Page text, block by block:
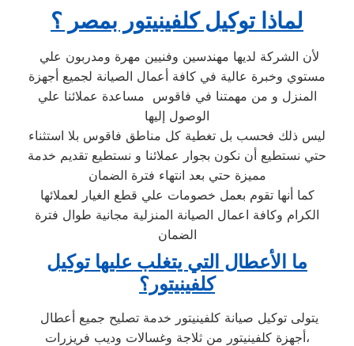
لماذا توكيل كلفينيتور بمصر ؟
مستوي وخبرة عالية في كافة أعمال الصيانة لجميع أجهزة
المنزل و من مهمتنا في فاقوس مساعدة عملائنا علي
الوصول إليها
ليس ذلك فحسب بل تغطية كل مناطق فاقوس بلا استثناء
حتي نستطيع أن نكون بجوار عملائنا و نستطيع تقديم خدمة
مميزة حتي بعد انتهاء فترة الضمان
كما أنها تقوم بعمل خصومات علي قطع الغيار لعملائها
الكرام وكافة اعمال الصيانة المنزلية مجانية طوال فترة
الضمان
ما الأعطال التي يتغلب عليها توكيل
كلفينيتور؟
أجهزة كلفينيتور من ثلاجة وغسالات وديب فريزرات،